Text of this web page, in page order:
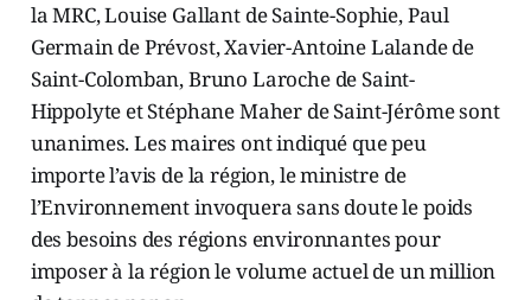
la MRC, Louise Gallant de Sainte-Sophie, Paul
Germain de Prévost, Xavier-Antoine Lalande de
Saint-Colomban, Bruno Laroche de Saint-
Hippolyte et Stéphane Maher de Saint-Jérôme sont
unanimes. Les maires ont indiqué que peu
importe l’avis de la région, le ministre de
l’Environnement invoquera sans doute le poids
des besoins des régions environnantes pour
imposer à la région le volume actuel de un million